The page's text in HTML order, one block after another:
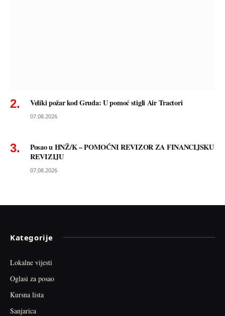
Veliki požar kod Gruda: U pomoć stigli Air Tractori
07.08.2026
Posao u HNŽ/K – POMOĆNI REVIZOR ZA FINANCIJSKU
REVIZIJU
07.08.2026
Kategorije
Lokalne vijesti
Oglasi za posao
Kursna lista
Sanjarica